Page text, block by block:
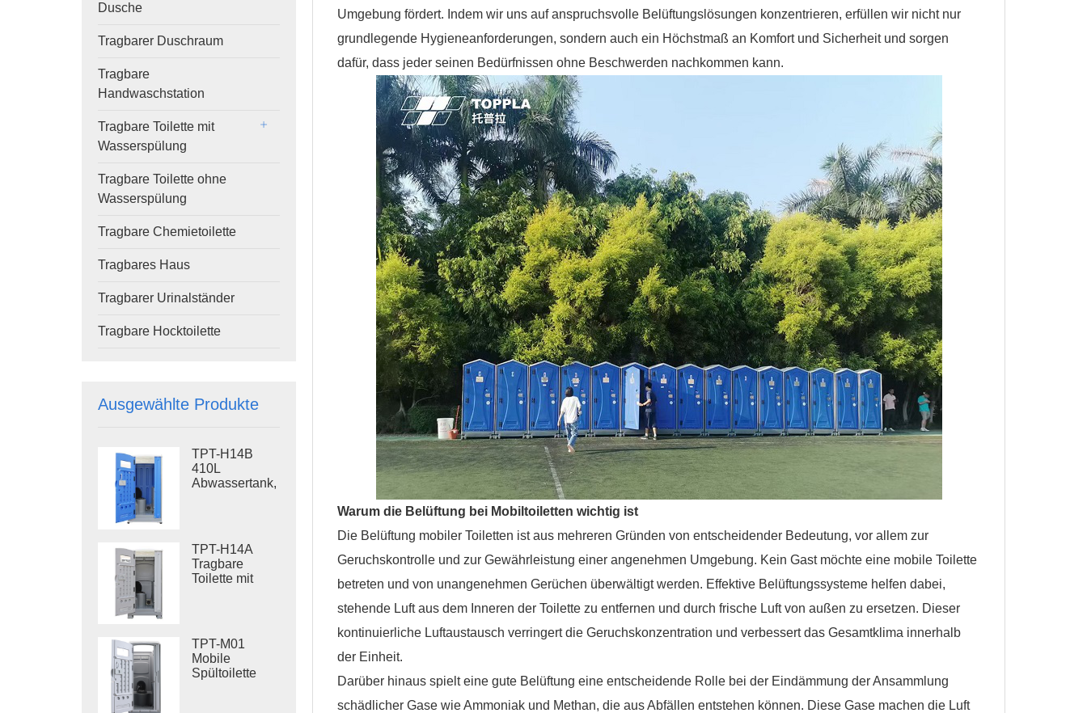
Dusche
Tragbarer Duschraum
Tragbare
Handwaschstation
Tragbare Toilette mit
Wasserspülung
Tragbare Toilette ohne
Wasserspülung
Tragbare Chemietoilette
Tragbares Haus
Tragbarer Urinalständer
Tragbare Hocktoilette
Ausgewählte Produkte
TPT-H14B
410L
Abwassertank,
Baustellentoilette
TPT-H14A
Tragbare
Toilette mit
für den
Außenbereich
TPT-M01
Mobile
Spültoilette
Umgebung fördert. Indem wir uns auf anspruchsvolle Belüftungslösungen konzentrieren, erfüllen wir nicht nur
grundlegende Hygieneanforderungen, sondern auch ein Höchstmaß an Komfort und Sicherheit und sorgen
dafür, dass jeder seinen Bedürfnissen ohne Beschwerden nachkommen kann.
Warum die Belüftung bei Mobiltoiletten wichtig ist
Die Belüftung mobiler Toiletten ist aus mehreren Gründen von entscheidender Bedeutung, vor allem zur
Geruchskontrolle und zur Gewährleistung einer angenehmen Umgebung. Kein Gast möchte eine mobile Toilette
betreten und von unangenehmen Gerüchen überwältigt werden. Effektive Belüftungssysteme helfen dabei,
stehende Luft aus dem Inneren der Toilette zu entfernen und durch frische Luft von außen zu ersetzen. Dieser
kontinuierliche Luftaustausch verringert die Geruchskonzentration und verbessert das Gesamtklima innerhalb
der Einheit.
Darüber hinaus spielt eine gute Belüftung eine entscheidende Rolle bei der Eindämmung der Ansammlung
schädlicher Gase wie Ammoniak und Methan, die aus Abfällen entstehen können. Diese Gase machen die Luft